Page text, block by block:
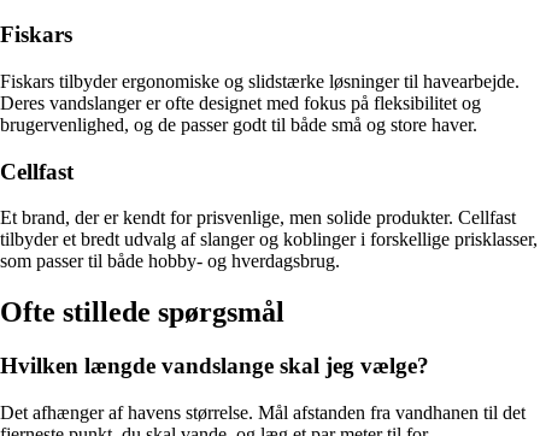
Fiskars
Fiskars tilbyder ergonomiske og slidstærke løsninger til havearbejde.
Deres vandslanger er ofte designet med fokus på fleksibilitet og
brugervenlighed, og de passer godt til både små og store haver.
Cellfast
Et brand, der er kendt for prisvenlige, men solide produkter. Cellfast
tilbyder et bredt udvalg af slanger og koblinger i forskellige prisklasser,
som passer til både hobby- og hverdagsbrug.
Ofte stillede spørgsmål
Hvilken længde vandslange skal jeg vælge?
Det afhænger af havens størrelse. Mål afstanden fra vandhanen til det